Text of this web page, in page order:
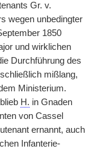
Gr. v.
wegen unbedingter
1850
und wirklichen
Durchführung des
mißlang,
Ministerium.
H. in Gnaden
von Cassel
ernannt, auch
Infanterie-